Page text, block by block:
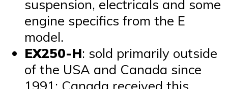
suspension, electricals and some
engine specifics from the E
model.
EX250-H: sold primarily outside
of the USA and Canada since
1991; Canada received this